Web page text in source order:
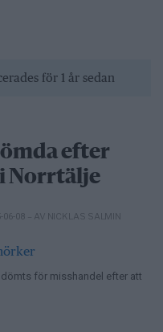
för 1 år sedan
efter
i Norrtälje
06-08 – AV NICKLAS SALMIN
dömts för misshandel efter att